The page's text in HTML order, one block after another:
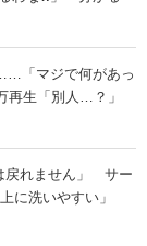
「マジで何があっ
再生「別人…？」
戻れません」 サー
に洗いやすい」